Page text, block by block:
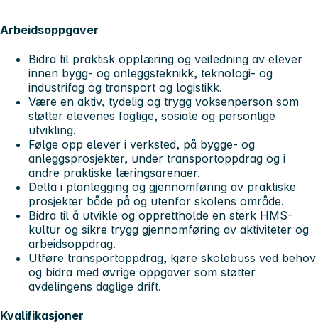
Arbeidsoppgaver
Bidra til praktisk opplæring og veiledning av elever
innen bygg- og anleggsteknikk, teknologi- og
industrifag og transport og logistikk.
Være en aktiv, tydelig og trygg voksenperson som
støtter elevenes faglige, sosiale og personlige
utvikling.
Følge opp elever i verksted, på bygge- og
anleggsprosjekter, under transportoppdrag og i
andre praktiske læringsarenaer.
Delta i planlegging og gjennomføring av praktiske
prosjekter både på og utenfor skolens område.
Bidra til å utvikle og opprettholde en sterk HMS-
kultur og sikre trygg gjennomføring av aktiviteter og
arbeidsoppdrag.
Utføre transportoppdrag, kjøre skolebuss ved behov
og bidra med øvrige oppgaver som støtter
avdelingens daglige drift.
Kvalifikasjoner